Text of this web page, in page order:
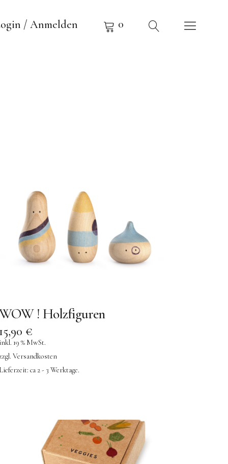
/ Anmelden 0
! Holzfiguren
15,90 €
inkl. 19 % MwSt.
Versandkosten
Lieferzeit: ca 2 - 3 Werktage.